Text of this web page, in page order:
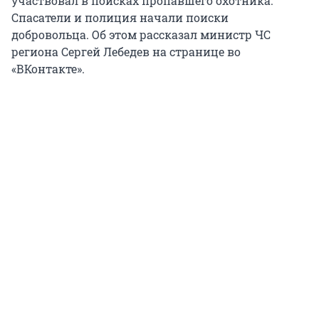
Спасатели и полиция начали поиски
добровольца. Об этом рассказал министр ЧС
региона Сергей Лебедев на странице во
«ВКонтакте».